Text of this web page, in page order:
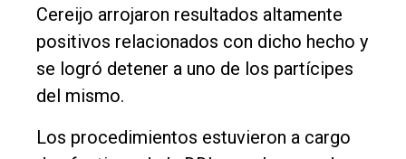
Cereijo arrojaron resultados altamente
positivos relacionados con dicho hecho y
se logró detener a uno de los partícipes
del mismo.
Los procedimientos estuvieron a cargo